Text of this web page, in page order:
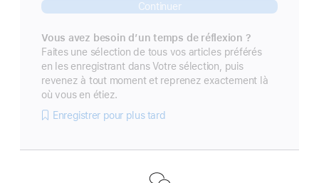
Continuer
Vous avez besoin d’un temps de réflexion ?
Faites une sélection de tous vos articles préférés
en les enregistrant dans Votre sélection, puis
revenez à tout moment et reprenez exactement là
où vous en étiez.
Enregistrer pour plus tard